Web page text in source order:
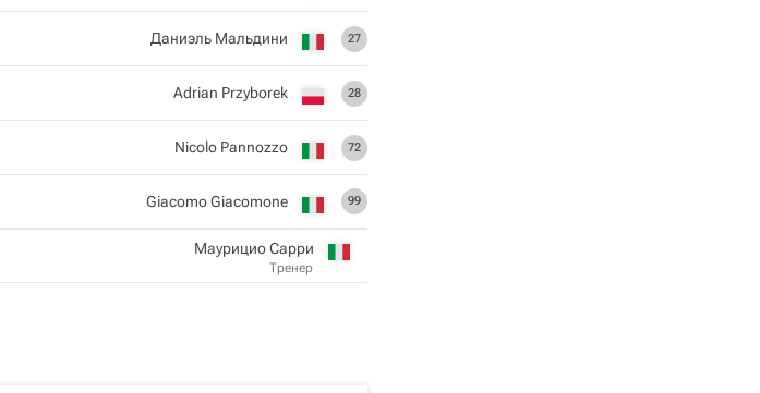
27
Даниэль Мальдини
28
Adrian Przyborek
72
Nicolo Pannozzo
99
Giacomo Giacomone
Маурицио Сарри
Тренер